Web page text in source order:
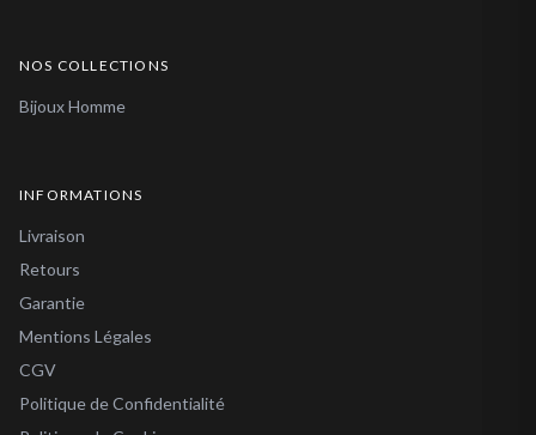
NOS COLLECTIONS
Bijoux Homme
INFORMATIONS
Livraison
Retours
Garantie
Mentions Légales
CGV
Politique de Confidentialité